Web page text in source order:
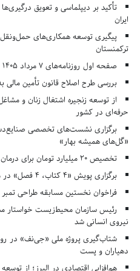
تأکید بر دیپلماسی و تعویق
ایران
پیگیری توسعه همکاری‌های
ترکمنستان
صفحه اول روزنامه‌های 7 مرداد 1405
بررسی طرح اصلاح قانون تأمین مالی
از توسعه زنجیره اشتغال زنان و
حرفه‌ای در کشور
برگزاری نشست‌های تخصصی
«گل‌های همیشه بهار»
تخصیص ۲۰ میلیارد تومان برای درمان بیماران هموفیلی
برگزاری پویش «۴ کتاب، ۴ فصل» در مراکز کانون البرز
فراخوان نخستین مسابقه طراحی
رئیس سازمان محیط‌زیست خواستار
نیروی انسانی شد
شتاب‌گیری پروژه ملی «جی‌نف» در
دهیاران و پست